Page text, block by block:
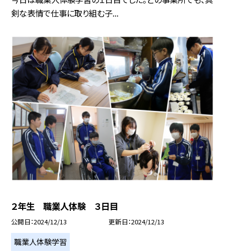
剣な表情で仕事に取り組む子...
２年生 職業人体験 ３日目
公開日 2024/12/13 更新日 2024/12/13
職業人体験学習